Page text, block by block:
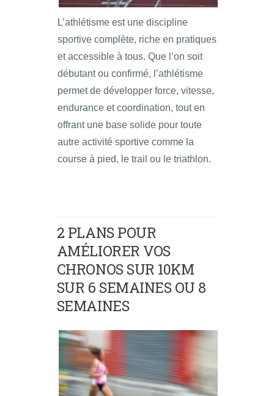
L’athlétisme est une discipline
sportive complète, riche en pratiques
et accessible à tous. Que l’on soit
débutant ou confirmé, l’athlétisme
permet de développer force, vitesse,
endurance et coordination, tout en
offrant une base solide pour toute
autre activité sportive comme la
course à pied, le trail ou le triathlon.
2 PLANS POUR
AMÉLIORER VOS
CHRONOS SUR 10KM
SUR 6 SEMAINES OU 8
SEMAINES